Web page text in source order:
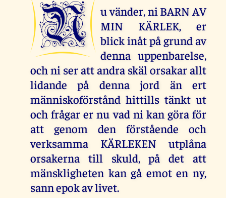
N
u vänder, ni BARN AV
MIN KÄRLEK, er
blick inåt på grund av
denna uppenbarelse,
och ni ser att andra skäl orsakar allt
lidande på denna jord än ert
människoförstånd hittills tänkt ut
och frågar er nu vad ni kan göra för
att genom den förstående och
verksamma KÄRLEKEN utplåna
orsakerna till skuld, på det att
mänskligheten kan gå emot en ny,
sann epok av livet.